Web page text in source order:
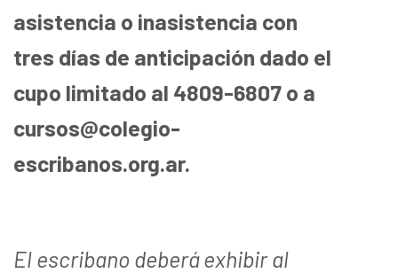
asistencia o inasistencia con
tres días de anticipación dado el
cupo limitado al 4809-6807 o a
cursos@colegio-
escribanos.org.ar.
El escribano deberá exhibir al